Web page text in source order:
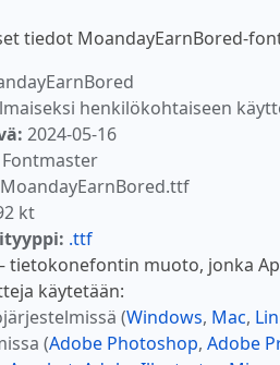
tiedot MoandayEarnBored-
henkilökohtaiseen
2024-05-16
Fontmaster
MoandayEarnBored.ttf
kt
.ttf
tietokonefontin muoto, jonka
käytetään:
(Windows, Mac,
(Adobe Photoshop, Adobe